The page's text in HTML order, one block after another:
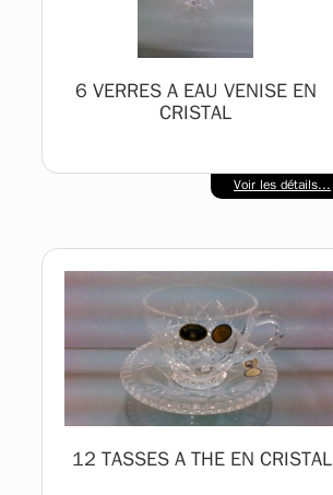
6 VERRES A EAU VENISE EN
CRISTAL
Voir les détails...
12 TASSES A THE EN CRISTAL